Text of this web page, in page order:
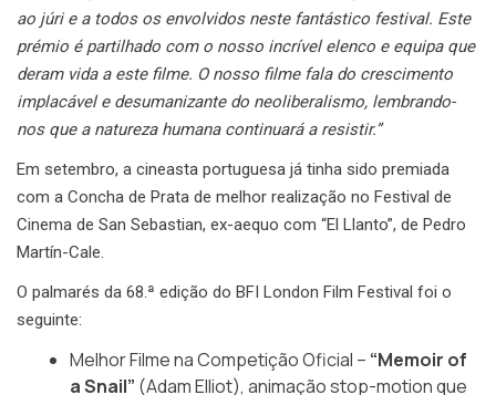
ao júri e a todos os envolvidos neste fantástico festival. Este
prémio é partilhado com o nosso incrível elenco e equipa que
deram vida a este filme. O nosso filme fala do crescimento
implacável e desumanizante do neoliberalismo, lembrando-
nos que a natureza humana continuará a resistir.”
Em setembro, a cineasta portuguesa já tinha sido premiada
com a Concha de Prata de melhor realização no Festival de
Cinema de San Sebastian, ex-aequo com “El Llanto”, de Pedro
Martín-Cale.
O palmarés da 68.ª edição do BFI London Film Festival foi o
seguinte:
Melhor Filme na Competição Oficial – “Memoir of
a Snail” (Adam Elliot), animação stop-motion que